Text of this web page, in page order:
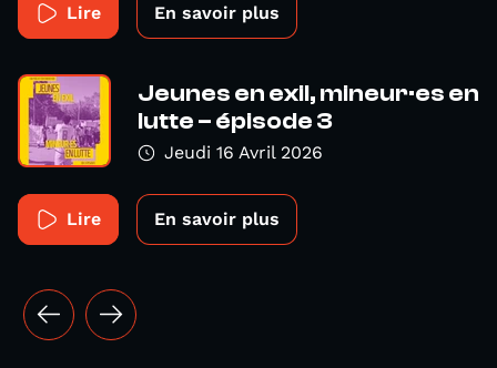
Lire En savoir plus
Jeunes en exil, mineur·es en
lutte – épisode 3
Jeudi 16 Avril 2026
Lire En savoir plus